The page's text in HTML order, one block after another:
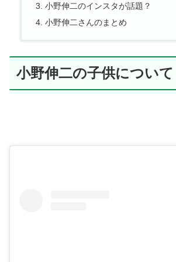
小野伸二のインスタが話題？
小野伸二さんのまとめ
小野伸二の子供について